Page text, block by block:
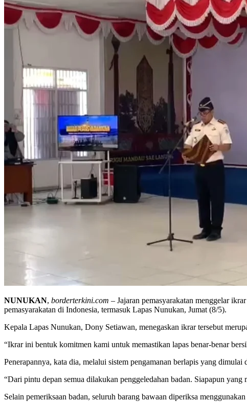
NUNUKAN, borderterkini.com – Jajaran pemasyarakatan menggelar
pemasyarakatan di Indonesia, termasuk Lapas Nunukan, Jumat (8/5).
Kepala Lapas Nunukan, Dony Setiawan, menegaskan ikrar tersebut
“Ikrar ini bentuk komitmen kami untuk memastikan lapas benar-benar
Penerapannya, kata dia, melalui sistem pengamanan berlapis yang
“Dari pintu depan semua dilakukan penggeledahan badan. Siapapun
Selain pemeriksaan badan, seluruh barang bawaan diperiksa